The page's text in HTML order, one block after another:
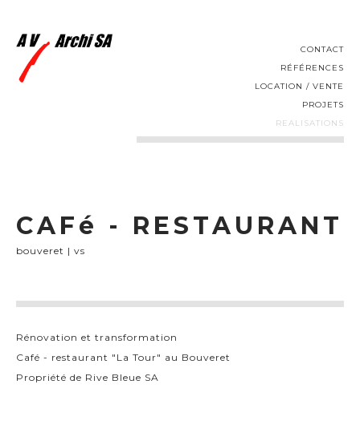
CONTACT
RÉFÉRENCES
LOCATION / VENTE
PROJETS
REALISATIONS
CAFé - RESTAURANT
bouveret | vs
Rénovation et transformation
Café - restaurant "La Tour" au Bouveret
Propriété de Rive Bleue SA